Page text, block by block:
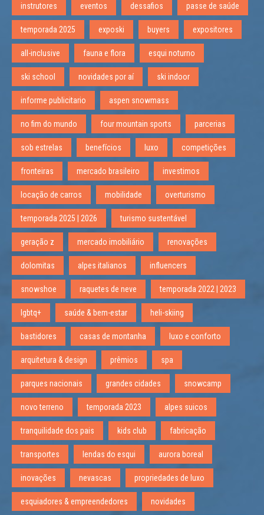
instrutores eventos dessafios passe de saúde
temporada 2025 exposki buyers expositores
all-inclusive fauna e flora esqui noturno
ski school novidades por aí ski indoor
informe publicitario aspen snowmass
no fim do mundo four mountain sports parcerias
sob estrelas benefícios luxo competições
fronteiras mercado brasileiro investimos
locação de carros mobilidade overturismo
temporada 2025 | 2026 turismo sustentável
geração z mercado imobiliário renovações
dolomitas alpes italianos influencers
snowshoe raquetes de neve temporada 2022 | 2023
lgbtq+ saúde & bem-estar heli-skiing
bastidores casas de montanha luxo e conforto
arquitetura & design prêmios spa
parques nacionais grandes cidades snowcamp
novo terreno temporada 2023 alpes suicos
tranquilidade dos pais kids club fabricação
transportes lendas do esqui aurora boreal
inovações nevascas propriedades de luxo
esquiadores & empreendedores novidades